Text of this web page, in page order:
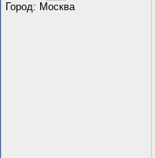
Город: Москва